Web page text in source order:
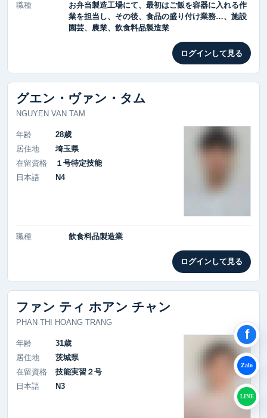
職種
お弁当製造工場にて、最初はご飯を容器に入れる作
業を担当し、その後、食品の盛り付け業務…、施設
園芸、農業、飲食料品製造業
ログインして見る
グエン・ヴァン・タム
NGUYEN VAN TAM
年齢
28歳
居住地
埼玉県
在留資格
１号特定技能
日本語
N4
職種 飲食料品製造業
ログインして見る
ファン ティ ホアン チャン
PHAN THI HOANG TRANG
年齢
31歳
居住地
茨城県
在留資格
技能実習２号
日本語
N3
f
Zalo
LINE